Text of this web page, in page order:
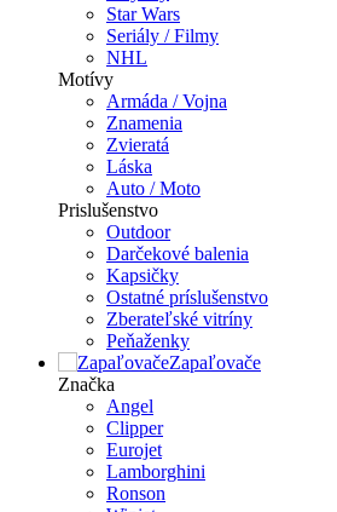
Star Wars
Seriály / Filmy
NHL
Motívy
Armáda / Vojna
Znamenia
Zvieratá
Láska
Auto / Moto
Prislušenstvo
Outdoor
Darčekové balenia
Kapsičky
Ostatné príslušenstvo
Zberateľské vitríny
Peňaženky
Zapaľovače
Značka
Angel
Clipper
Eurojet
Lamborghini
Ronson